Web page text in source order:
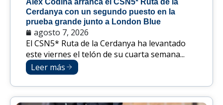
Alex Codina arranca el CSN5* Ruta de la
Cerdanya con un segundo puesto en la
prueba grande junto a London Blue
agosto 7, 2026
El CSN5* Ruta de la Cerdanya ha levantado
este viernes el telón de su cuarta semana...
Leer más